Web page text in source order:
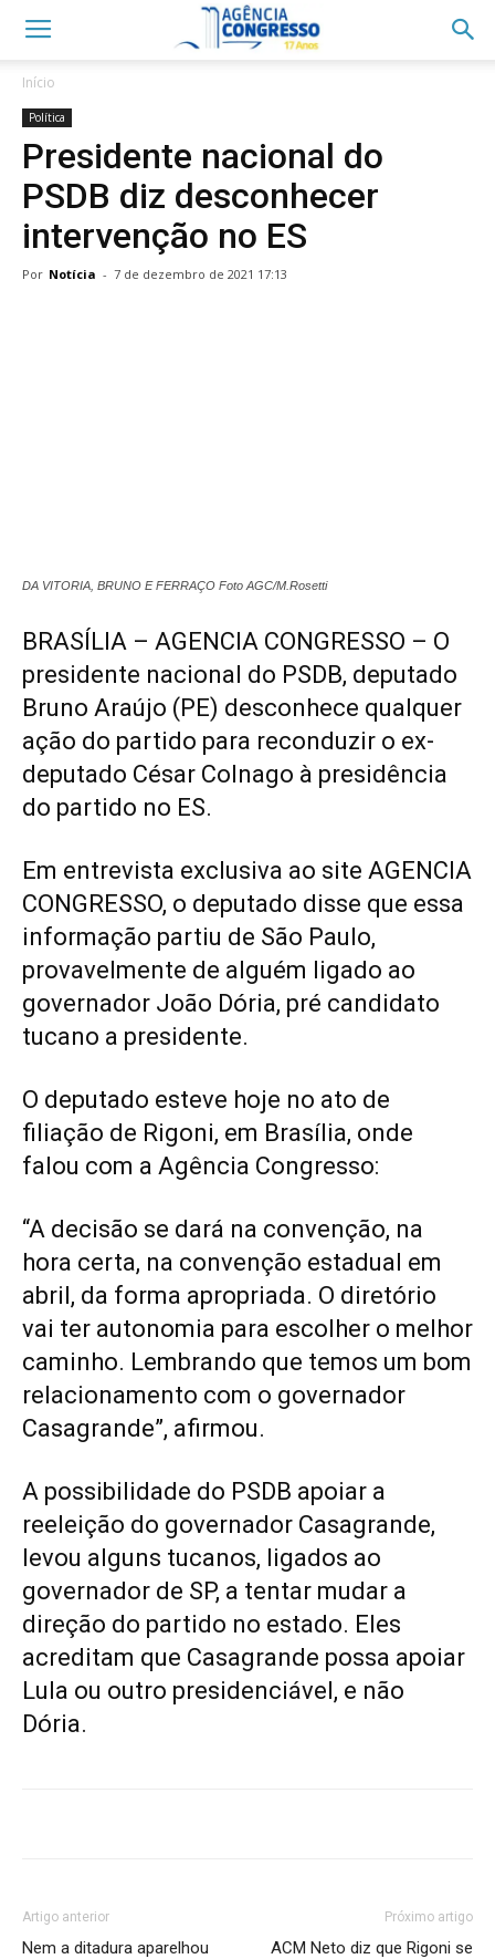
Início
Política
Presidente nacional do
PSDB diz desconhecer
intervenção no ES
Por Notícia - 7 de dezembro de 2021 17:13
DA VITORIA, BRUNO E FERRAÇO Foto AGC/M.Rosetti
BRASÍLIA – AGENCIA CONGRESSO – O
presidente nacional do PSDB, deputado
Bruno Araújo (PE) desconhece qualquer
ação do partido para reconduzir o ex-
deputado César Colnago à presidência
do partido no ES.
Em entrevista exclusiva ao site AGENCIA
CONGRESSO, o deputado disse que essa
informação partiu de São Paulo,
provavelmente de alguém ligado ao
governador João Dória, pré candidato
tucano a presidente.
O deputado esteve hoje no ato de
filiação de Rigoni, em Brasília, onde
falou com a Agência Congresso:
“A decisão se dará na convenção, na
hora certa, na convenção estadual em
abril, da forma apropriada. O diretório
vai ter autonomia para escolher o melhor
caminho. Lembrando que temos um bom
relacionamento com o governador
Casagrande”, afirmou.
A possibilidade do PSDB apoiar a
reeleição do governador Casagrande,
levou alguns tucanos, ligados ao
governador de SP, a tentar mudar a
direção do partido no estado. Eles
acreditam que Casagrande possa apoiar
Lula ou outro presidenciável, e não
Dória.
Artigo anterior
Nem a ditadura aparelhou
Próximo artigo
ACM Neto diz que Rigoni se